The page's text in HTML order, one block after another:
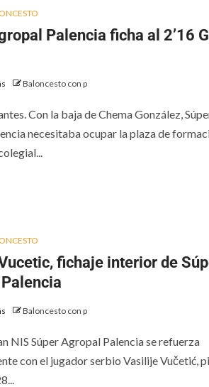
Palencia ficha al 2’16
Baloncesto con p
Con la baja de Chema González,
necesitaba ocupar la plaza de
fichaje interior de
Baloncesto con p
NIS Súper Agropal Palencia se refuerza
con el jugador serbio Vasilije Vučetić,